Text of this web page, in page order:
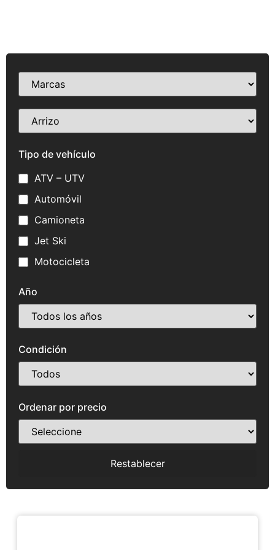
Tipo de vehículo
ATV – UTV
Automóvil
Camioneta
Jet Ski
Motocicleta
Año
Condición
Ordenar por precio
Restablecer